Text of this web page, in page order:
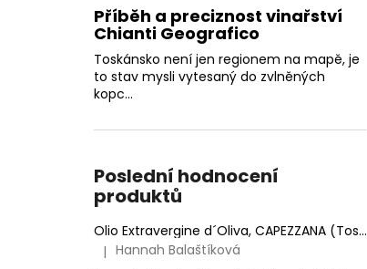
Příběh a preciznost vinařství
Chianti Geografico
Toskánsko není jen regionem na mapě, je
to stav mysli vytesaný do zvlněných
kopc...
Poslední hodnocení
produktů
Olio Extravergine d´Oliva, CAPEZZANA (Toskánsko) - 0,5 l
Hodnocení produktu je 5 z 5 hvězdiček.
| Hannah Balaštíková